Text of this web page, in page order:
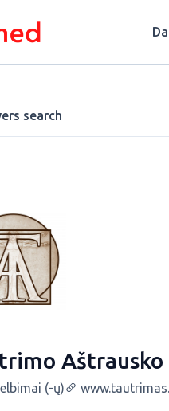
search
(-ų)